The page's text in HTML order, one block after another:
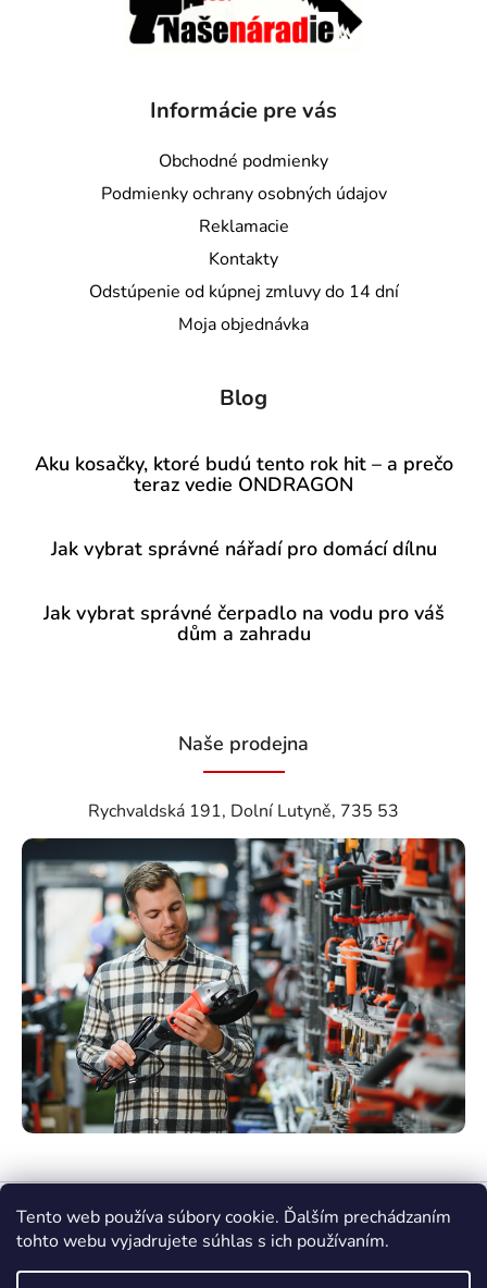
Tento web používa súbory cookie. Ďalším prechádzaním
tohto webu vyjadrujete súhlas s ich používaním.
Informácie pre vás
Obchodné podmienky
Podmienky ochrany osobných údajov
Reklamacie
Kontakty
Odstúpenie od kúpnej zmluvy do 14 dní
Moja objednávka
Blog
Aku kosačky, ktoré budú tento rok hit – a prečo
teraz vedie ONDRAGON
Jak vybrat správné nářadí pro domácí dílnu
Jak vybrat správné čerpadlo na vodu pro váš
dům a zahradu
Naše prodejna
Rychvaldská 191, Dolní Lutyně, 735 53